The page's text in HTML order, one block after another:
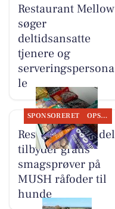
Restaurant Mellow
søger
deltidsansatte
tjenere og
serveringspersona
le
SPONSORERET OPSLAGSTAVLEN
Resen Landhandel
tilbyder gratis
smagsprøver på
MUSH råfoder til
hunde